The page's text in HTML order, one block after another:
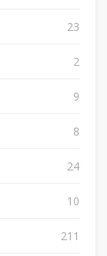
23
2
9
8
24
10
211